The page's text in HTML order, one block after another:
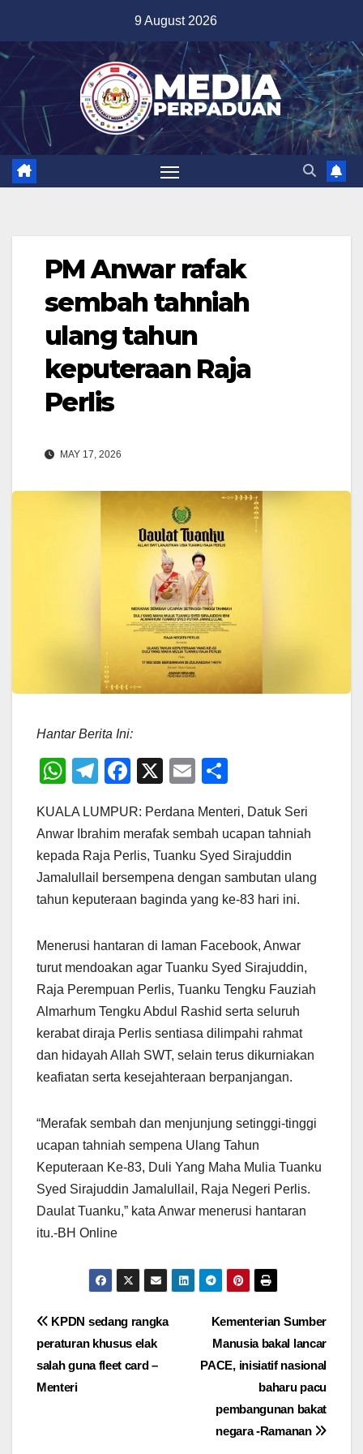
content
9 August 2026
PM Anwar rafak
sembah tahniah
ulang tahun
keputeraan Raja
Perlis
MAY 17, 2026
Hantar Berita Ini:
W
at
s
A
p
T
e
gr
a
m
F
c
e
b
o
k
X
E
ail ar
e
KUALA LUMPUR: Perdana Menteri, Datuk Seri
Anwar Ibrahim merafak sembah ucapan tahniah
kepada Raja Perlis, Tuanku Syed Sirajuddin
Jamalullail bersempena dengan sambutan ulang
tahun keputeraan baginda yang ke-83 hari ini.
Menerusi hantaran di laman Facebook, Anwar
turut mendoakan agar Tuanku Syed Sirajuddin,
Raja Perempuan Perlis, Tuanku Tengku Fauziah
Almarhum Tengku Abdul Rashid serta seluruh
kerabat diraja Perlis sentiasa dilimpahi rahmat
dan hidayah Allah SWT, selain terus dikurniakan
keafiatan serta kesejahteraan berpanjangan.
“Merafak sembah dan menjunjung setinggi-tinggi
ucapan tahniah sempena Ulang Tahun
Keputeraan Ke-83, Duli Yang Maha Mulia Tuanku
Syed Sirajuddin Jamalullail, Raja Negeri Perlis.
Daulat Tuanku,” kata Anwar menerusi hantaran
itu.-BH Online
Post
navigation
Kementerian Sumber
Manusia bakal lancar
PACE, inisiatif nasional
baharu pacu
pembangunan bakat
negara -Ramanan
KPDN sedang rangka
peraturan khusus elak
salah guna fleet card –
Menteri